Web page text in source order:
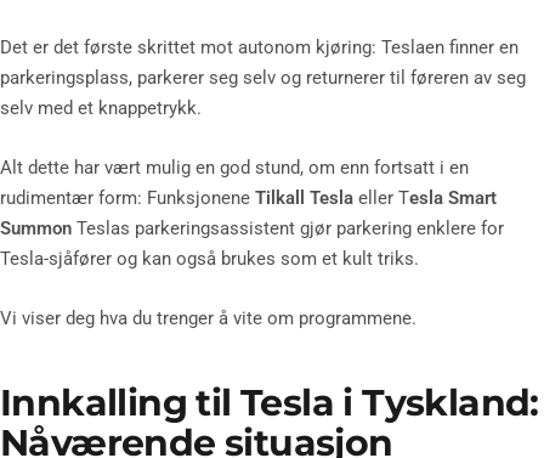
Det er det første skrittet mot autonom kjøring: Teslaen finner en
parkeringsplass, parkerer seg selv og returnerer til føreren av seg
selv med et knappetrykk.
Alt dette har vært mulig en god stund, om enn fortsatt i en
rudimentær form: Funksjonene Tilkall Tesla eller Tesla Smart
Summon Teslas parkeringsassistent gjør parkering enklere for
Tesla-sjåfører og kan også brukes som et kult triks.
Vi viser deg hva du trenger å vite om programmene.
Innkalling til Tesla i Tyskland:
Nåværende situasjon